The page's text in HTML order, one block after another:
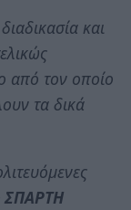
και
από τον οποίο
τα δικά
ΣΠΑΡΤΗ